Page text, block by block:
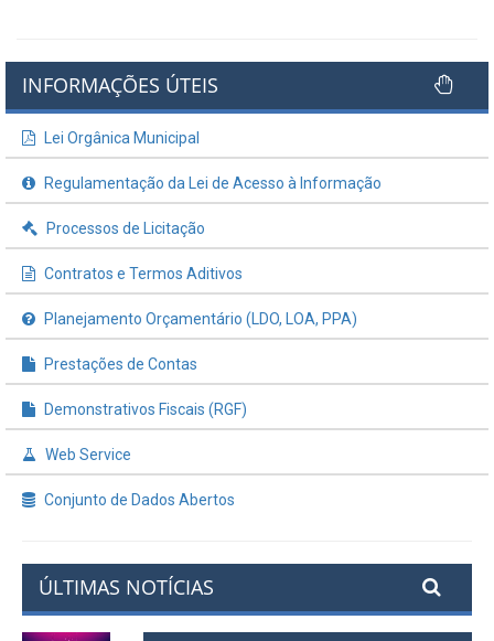
INFORMAÇÕES ÚTEIS
Lei Orgânica Municipal
Regulamentação da Lei de Acesso à Informação
Processos de Licitação
Contratos e Termos Aditivos
Planejamento Orçamentário (LDO, LOA, PPA)
Prestações de Contas
Demonstrativos Fiscais (RGF)
Web Service
Conjunto de Dados Abertos
ÚLTIMAS NOTÍCIAS